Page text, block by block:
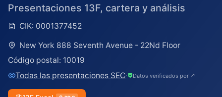
Presentaciones 13F, cartera y análisis
CIK: 0001377452
New York 888 Seventh Avenue - 22Nd Floor
Código postal: 10019
Todas las presentaciones SEC· Datos verificados por ↗